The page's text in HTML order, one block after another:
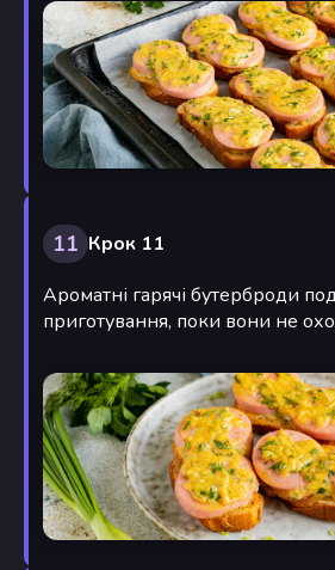
11 Крок 11
Ароматні гарячі бутерброди
приготування, поки вони не